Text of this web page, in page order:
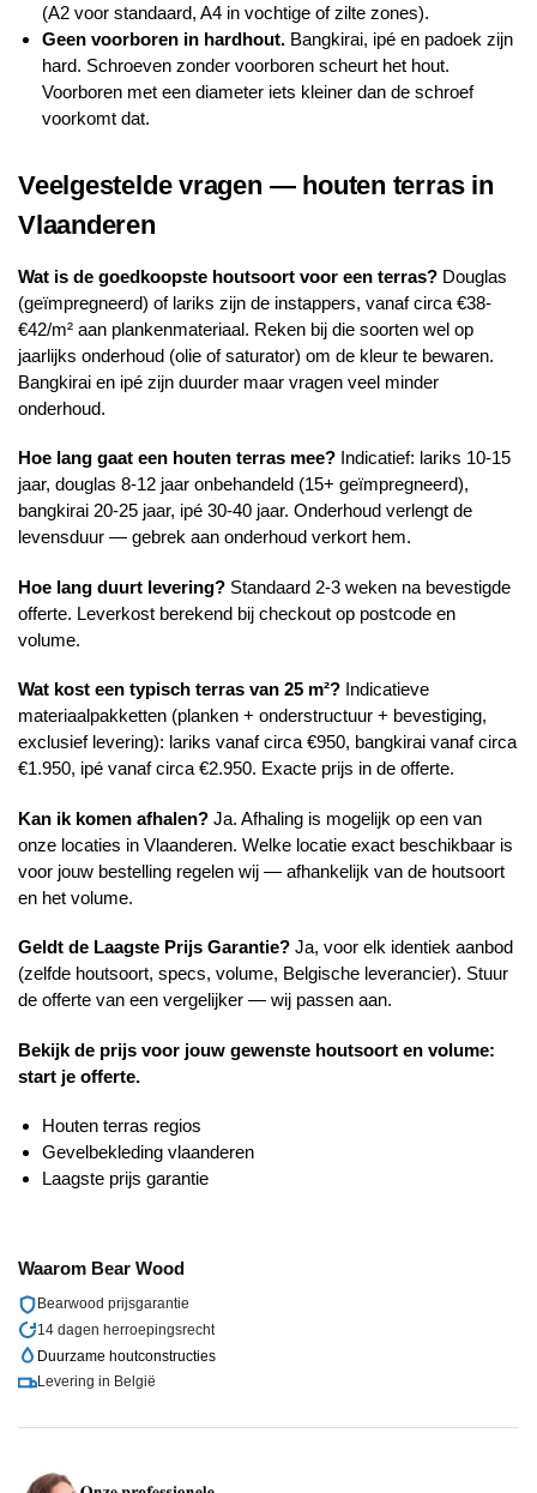
(A2 voor standaard, A4 in vochtige of zilte zones).
Geen voorboren in hardhout. Bangkirai, ipé en padoek zijn
hard. Schroeven zonder voorboren scheurt het hout.
Voorboren met een diameter iets kleiner dan de schroef
voorkomt dat.
Veelgestelde vragen — houten terras in
Vlaanderen
Wat is de goedkoopste houtsoort voor een terras? Douglas
(geïmpregneerd) of lariks zijn de instappers, vanaf circa €38-
€42/m² aan plankenmateriaal. Reken bij die soorten wel op
jaarlijks onderhoud (olie of saturator) om de kleur te bewaren.
Bangkirai en ipé zijn duurder maar vragen veel minder
onderhoud.
Hoe lang gaat een houten terras mee? Indicatief: lariks 10-15
jaar, douglas 8-12 jaar onbehandeld (15+ geïmpregneerd),
bangkirai 20-25 jaar, ipé 30-40 jaar. Onderhoud verlengt de
levensduur — gebrek aan onderhoud verkort hem.
Hoe lang duurt levering? Standaard 2-3 weken na bevestigde
offerte. Leverkost berekend bij checkout op postcode en
volume.
Wat kost een typisch terras van 25 m²? Indicatieve
materiaalpakketten (planken + onderstructuur + bevestiging,
exclusief levering): lariks vanaf circa €950, bangkirai vanaf circa
€1.950, ipé vanaf circa €2.950. Exacte prijs in de offerte.
Kan ik komen afhalen? Ja. Afhaling is mogelijk op een van
onze locaties in Vlaanderen. Welke locatie exact beschikbaar is
voor jouw bestelling regelen wij — afhankelijk van de houtsoort
en het volume.
Geldt de Laagste Prijs Garantie? Ja, voor elk identiek aanbod
(zelfde houtsoort, specs, volume, Belgische leverancier). Stuur
de offerte van een vergelijker — wij passen aan.
Bekijk de prijs voor jouw gewenste houtsoort en volume:
start je offerte.
Houten terras regios
Gevelbekleding vlaanderen
Laagste prijs garantie
Waarom Bear Wood
Bearwood prijsgarantie
14 dagen herroepingsrecht
Duurzame houtconstructies
Levering in België